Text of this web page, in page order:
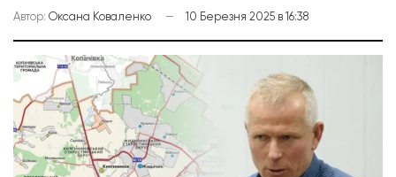
Автор: Оксана Коваленко 10 Березня 2025 в 16:38